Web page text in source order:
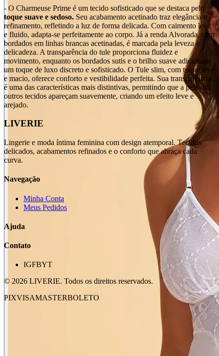
- O Charmeuse Prime é um tecido sofisticado que se destaca pelo
toque suave e sedoso. Seu acabamento acetinado traz elegância e
refinamento, refletindo a luz de forma delicada. Com caimento leve
e fluido, adapta-se perfeitamente ao corpo. Já a renda Alvorada, com
bordados em linhas brancas acetinadas, é marcada pela leveza e
delicadeza. A transparência do tule proporciona fluidez e
movimento, enquanto os bordados sutis e o brilho suave adicionam
um toque de luxo discreto e sofisticado. O Tule slim, com toque leve
e macio, oferece conforto e vestibilidade perfeita. Sua transparência
é uma das características mais distintivas, permitindo que a pele ou
outros tecidos apareçam suavemente, criando um efeito leve e
arejado.
LIVERIE
Lingerie e moda íntima feminina com design atemporal. Tecidos
delicados, acabamentos refinados e o conforto que abraça cada
curva.
Navegação
Minha Conta
Meus Pedidos
Ajuda
Contato
IGFBYT
© 2026 LIVERIE. Todos os direitos reservados.
PIXVISAMASTERBOLETO